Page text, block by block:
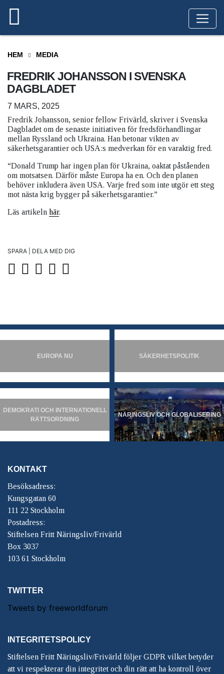
HEM MEDIA
FREDRIK JOHANSSON I SVENSKA
DAGBLADET
7 MARS, 2025
Fredrik Johansson, senior fellow Frivärld, skriver i Svenska
Dagbladet om de senaste initiativen för fredsförhandlingar
mellan Ryssland och Ukraina. Han betonar vikten av
säkerhetsgarantier och USA:s medverkan för en varaktig fred.
“Donald Trump har ingen plan för Ukraina, oaktat påståenden
om motsatsen. Därför måste Europa ha en. Och den planen
behöver inkludera även USA. Varje fred som inte utgör ett steg
mot nästa krig bygger på säkerhetsgarantier.”
Läs artikeln här.
SPARA | DELA MED DIG
EUROPA NU SÄKERHETSPOLITIK
DEMOKRATI OCH INTERNATIONELL
RÄTTSORDNING
NÄRINGSLIV OCH GLOBALISERING
KONTAKT
Besöksadress:
Kungsgatan 60
111 22 Stockholm
Postadress:
Stiftelsen Fritt Näringsliv/Frivärld
Box 3037
103 61 Stockholm
TWITTER
Tweets by freeworldforum
INTEGRITETSPOLICY
Stiftelsen Fritt Näringsliv/Frivärld följer GDPR vilket betyder
att vi respekterar din integritet och din rätt att ha kontroll över